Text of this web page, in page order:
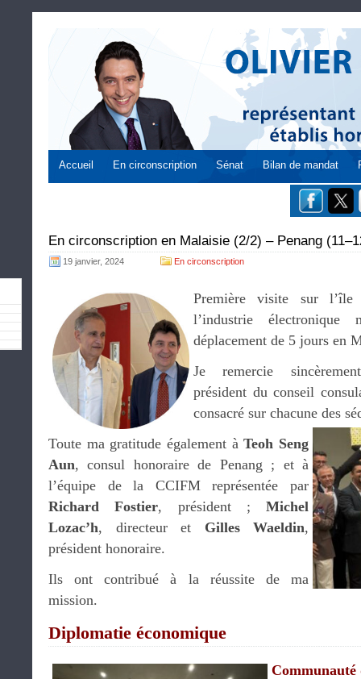
Accueil En circonscription Sénat Bilan de mandat
En circonscription en Malaisie (2/2) – Penang
19 janvier, 2024 En circonscription
Première visite sur
l’industrie électronique
déplacement de 5 jours en
Je remercie
président du conseil
consacré sur chacune des
Toute ma gratitude également àTeoh Seng
Aun, consul honoraire de Penang ; et à
l’équipe de la CCIFM représentée par
Richard Fostier, président ; Michel
Lozac’h, directeur et Gilles Waeldin,
président honoraire.
Ils ont contribué à la réussite de ma
mission.
Diplomatie économique